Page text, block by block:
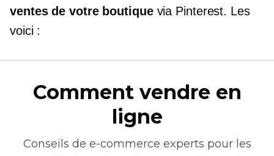
ventes de votre boutiquevia Pinterest. Les
voici :
Comment vendre en
ligne
Conseils de e-commerce experts pour les